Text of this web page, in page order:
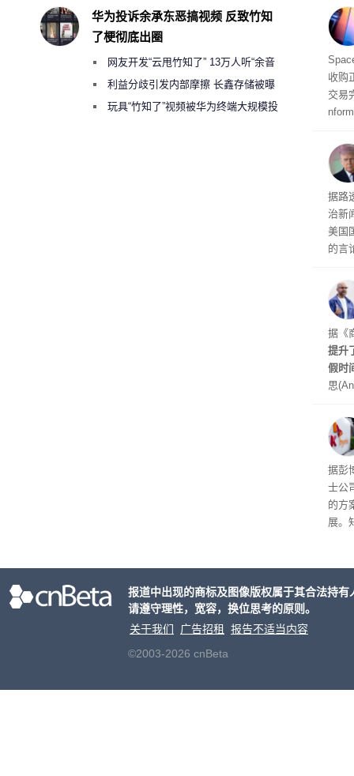
不断
品
收购
交易
周
时间
交
议，
易预
到倒
据路
治新
美国
的言
I行业
联邦
员
其中
提交
是
据《
提升
假时
思
在7
了这
据彭
士公
的方
展。
片的
华为投诉余承东恶搞视频 反致竹知
了梗彻底出圈
网友开发“云甩竹知了” 13万人听“余音
绕梁”利益分歧引发内部摩擦 长鑫存储被曝
曾将华为驻场工程师驱逐出研发基地
玩具“竹知了”视频被华为终端大规模投
报道中出现的商标及图像版权属于其合法持
请遵守理性，宽容，换位思考的原则。
关于我们
广告招租
报告不适当内容
©2003-2026 cnBeta